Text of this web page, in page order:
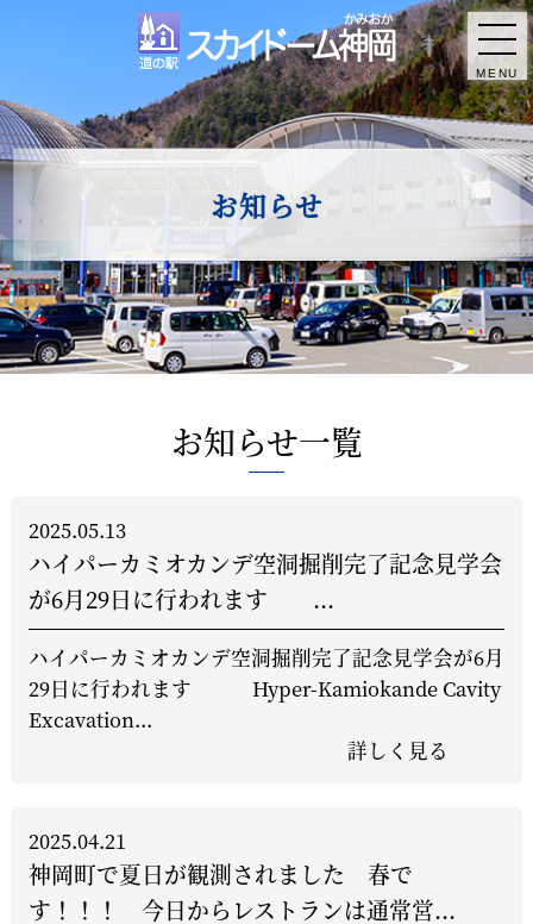
MENU
お知らせ
お知らせ一覧
2025.05.13
ハイパーカミオカンデ空洞掘削完了記念見学会
が6月29日に行われます ...
ハイパーカミオカンデ空洞掘削完了記念見学会が6月
29日に行われます Hyper-Kamiokande Cavity
Excavation...
詳しく見る
2025.04.21
神岡町で夏日が観測されました 春で
す！！！ 今日からレストランは通常営...